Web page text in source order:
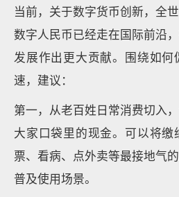
当前，关于数字货币创新，全
数字人民币已经走在国际前沿
发展作出更大贡献。围绕如
速，建议：
第一，从老百姓日常消费切入
大家口袋里的现金。可以将
票、看病、点外卖等最接地气
普及使用场景。